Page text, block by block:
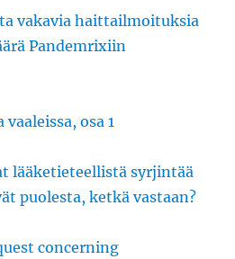
vakavia haittailmoituksia
Pandemrixiin
osa 1
lääketieteellistä syrjintää
puolesta, ketkä vastaan?
concerning